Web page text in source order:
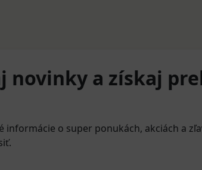
novinky a získaj
informácie o super ponukách, akciách a